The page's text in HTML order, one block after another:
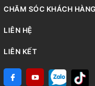
CHĂM SÓC KHÁCH HÀNG
LIÊN HỆ
LIÊN KẾT